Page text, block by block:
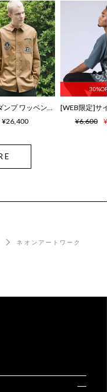
ツイルダンプ ワッペン刺繍ワッシャーシャツ
¥26,400
¥6,600
ネオンアートワーク